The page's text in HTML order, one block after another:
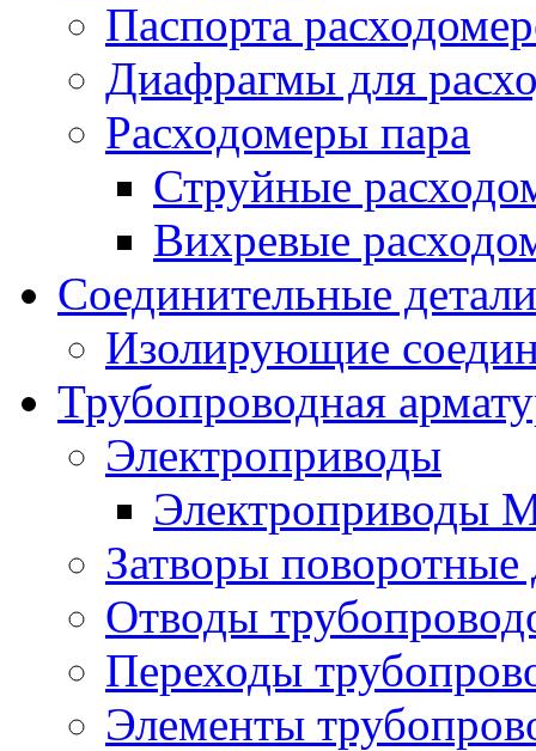
Паспорта
Диафрагмы для
Расходомеры пара
Струйные
Вихревые
Соединительные детали
Изолирующие
Трубопроводная
Электроприводы
Электроприводы
Затворы поворотные
Отводы
Переходы
Элементы